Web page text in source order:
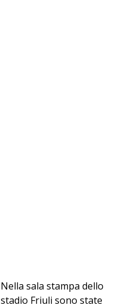
Nella sala stampa dello
stadio Friuli sono state